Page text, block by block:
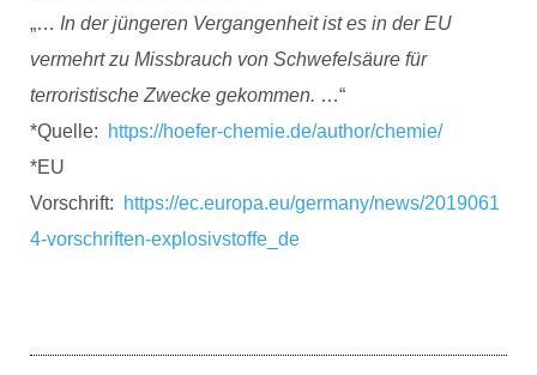
„… In der jüngeren Vergangenheit ist es in der EU
vermehrt zu Missbrauch von Schwefelsäure für
terroristische Zwecke gekommen. …“
*Quelle:
https://hoefer-chemie.de/author/chemie/
*EU
Vorschrift:
https://ec.europa.eu/germany/news/2019061
4-vorschriften-explosivstoffe_de